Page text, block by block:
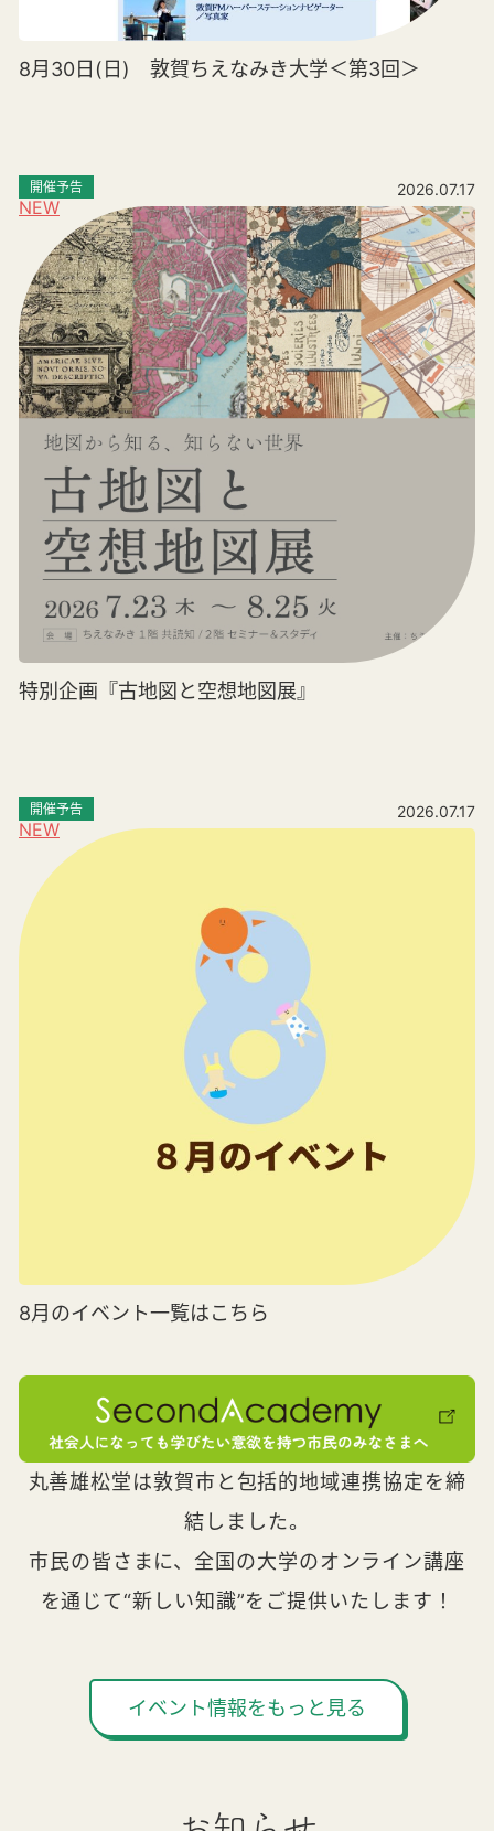
8月30日(日) 敦賀ちえなみき大学＜第3回＞
NEW
開催予告 2026.07.17
特別企画『古地図と空想地図展』
NEW
開催予告 2026.07.17
8月のイベント一覧はこちら
丸善雄松堂は敦賀市と包括的地域連携協定を締
結しました。
市民の皆さまに、全国の大学のオンライン講座
を通じて“新しい知識”をご提供いたします！
イベント情報をもっと見る